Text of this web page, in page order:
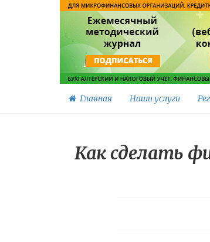
Главная Наши услуги
Как сделать